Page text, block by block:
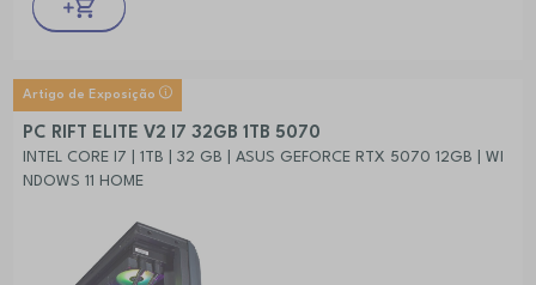
Artigo de Exposição
PC RIFT ELITE V2 I7 32GB 1TB 5070
INTEL CORE I7 | 1TB | 32 GB | ASUS GEFORCE RTX 5070 12GB | WI
NDOWS 11 HOME